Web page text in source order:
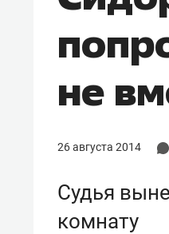
не
26 августа 2014
Судья
комнату